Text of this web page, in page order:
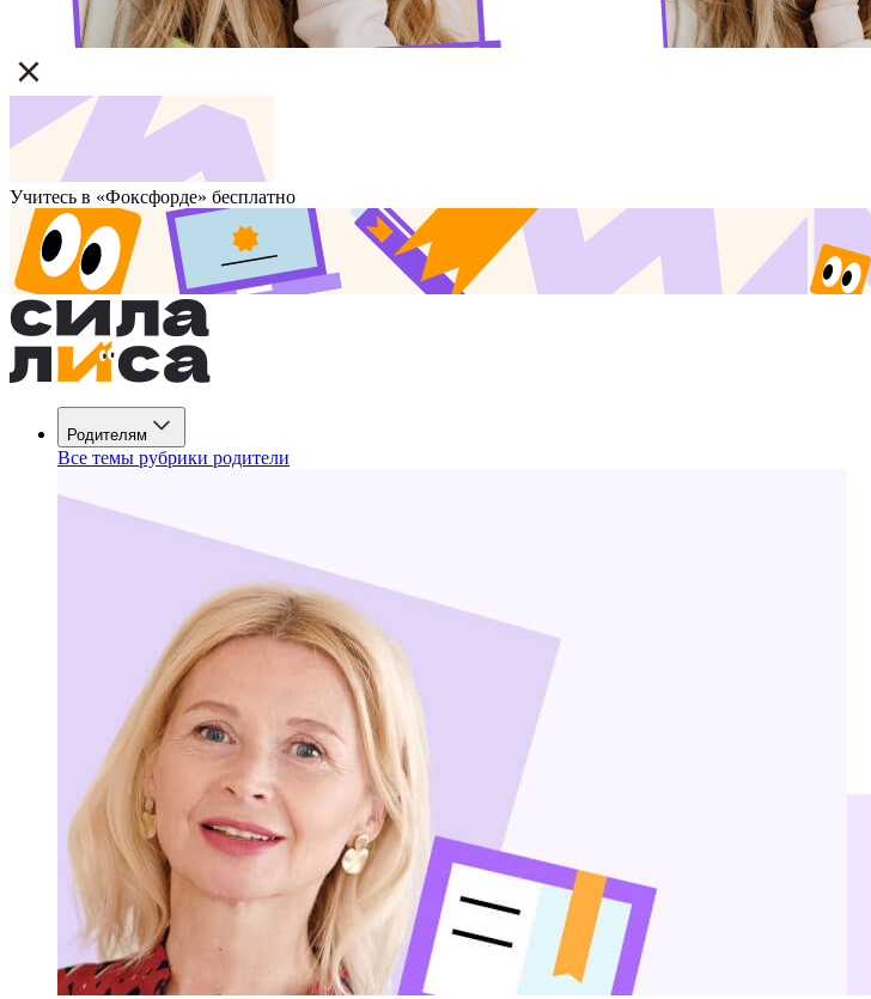
Учитесь в «Фоксфорде» бесплатно
Родителям
Все темы рубрики родители